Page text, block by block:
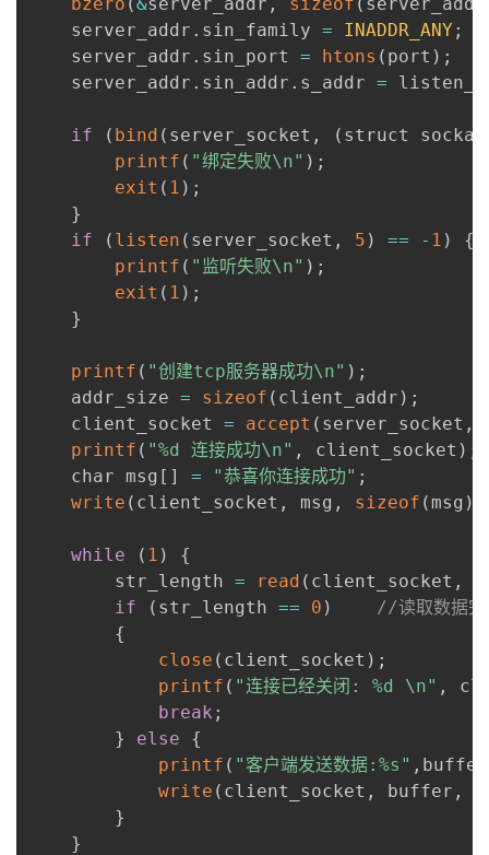
    server_addr
. sin_family = INADDR_ANY ;
    server_addr
. sin_port = htons ( port ) ;
    server_addr
. sin_addr . s_addr =
if ( bind ( server_socket , ( struct
printf ( "绑定失败\n" ) ;
exit ( 1 ) ;
}
if
( listen ( server_socket , 5 ) == - 1 )
{
printf ( "监听失败\n" ) ;
exit ( 1 ) ;
}
printf ( "创建tcp服务器成功\n" ) ;
    addr_size
= sizeof ( client_addr ) ;
    client_socket
= accept ( server_socket ,
printf ( "%d 连接成功\n" , client_socket ) ;
    char msg
[ ] = "恭喜你连接成功" ;
write ( client_socket , msg , sizeof ( msg )
while ( 1 )
{
        str_length
= read ( client_socket ,
if
( str_length == 0 )
//读取数据完
{
close ( client_socket ) ;
printf ( "连接已经关闭: %d \n" ,
break ;
}
else
{
printf ( "客户端发送数据:%s" , buffer
write ( client_socket , buffer ,
}
}